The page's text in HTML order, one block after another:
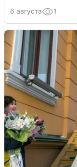
6 августа 1